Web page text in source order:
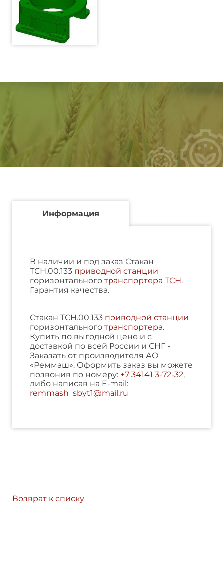
Информация
В наличии и под заказ Стакан
ТСН.00.133 приводной станции
горизонтального транспортера ТСН.
Гарантия качества.
Стакан ТСН.00.133 приводной станции
горизонтального транспортера.
Купить по выгодной цене и с
доставкой по всей России и СНГ -
Заказать от производителя АО
«Реммаш». Оформить заказ вы можете
позвонив по номеру: +7 34141 3-72-32,
либо написав на E-mail:
remmash_sbyt1@mail.ru
Возврат к списку